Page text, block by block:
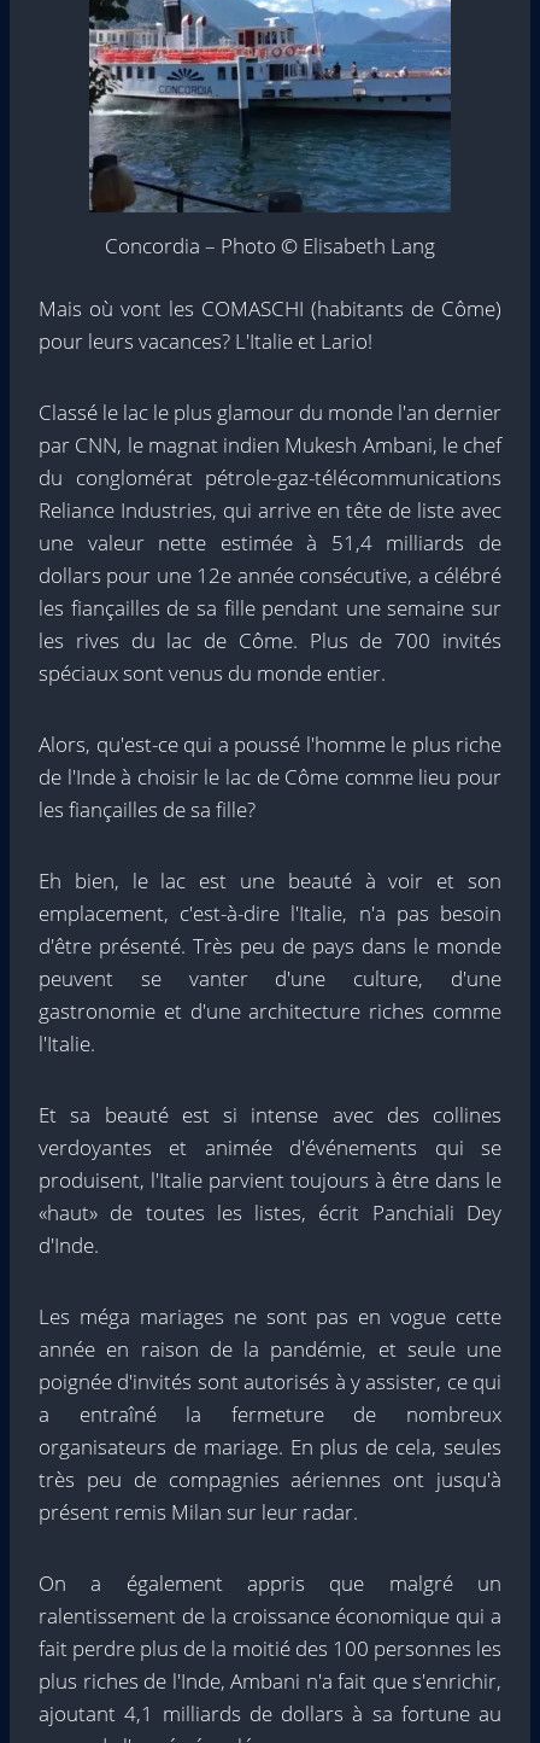
Concordia – Photo © Elisabeth Lang
Mais où vont les COMASCHI (habitants de Côme)
pour leurs vacances? L'Italie et Lario!
Classé le lac le plus glamour du monde l'an dernier
par CNN, le magnat indien Mukesh Ambani, le chef
du conglomérat pétrole-gaz-télécommunications
Reliance Industries, qui arrive en tête de liste avec
une valeur nette estimée à 51,4 milliards de
dollars pour une 12e année consécutive, a célébré
les fiançailles de sa fille pendant une semaine sur
les rives du lac de Côme. Plus de 700 invités
spéciaux sont venus du monde entier.
Alors, qu'est-ce qui a poussé l'homme le plus riche
de l'Inde à choisir le lac de Côme comme lieu pour
les fiançailles de sa fille?
Eh bien, le lac est une beauté à voir et son
emplacement, c'est-à-dire l'Italie, n'a pas besoin
d'être présenté. Très peu de pays dans le monde
peuvent se vanter d'une culture, d'une
gastronomie et d'une architecture riches comme
l'Italie.
Et sa beauté est si intense avec des collines
verdoyantes et animée d'événements qui se
produisent, l'Italie parvient toujours à être dans le
«haut» de toutes les listes, écrit Panchiali Dey
d'Inde.
Les méga mariages ne sont pas en vogue cette
année en raison de la pandémie, et seule une
poignée d'invités sont autorisés à y assister, ce qui
a entraîné la fermeture de nombreux
organisateurs de mariage. En plus de cela, seules
très peu de compagnies aériennes ont jusqu'à
présent remis Milan sur leur radar.
On a également appris que malgré un
ralentissement de la croissance économique qui a
fait perdre plus de la moitié des 100 personnes les
plus riches de l'Inde, Ambani n'a fait que s'enrichir,
ajoutant 4,1 milliards de dollars à sa fortune au